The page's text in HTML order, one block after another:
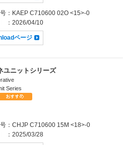
：KAEP C710600 02O <15>-0
：2026/04/10
ページ
ユニットシリーズ
Series
：CHJP C710600 15M <18>-0
：2025/03/28